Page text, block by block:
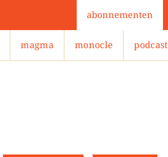
abonnementen
magma monocle podcast